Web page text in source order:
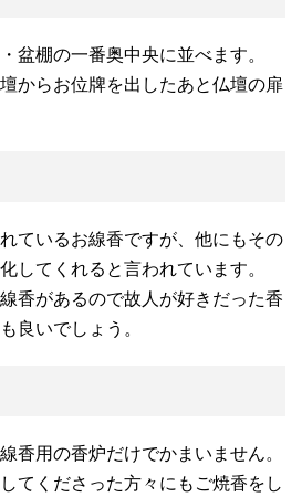
盆棚の一番奥中央に並べます。
からお位牌を出したあと仏壇の扉
ているお線香ですが、他にもその
してくれると言われています。
香があるので故人が好きだった香
良いでしょう。
香用の香炉だけでかまいません。
てくださった方々にもご焼香をし